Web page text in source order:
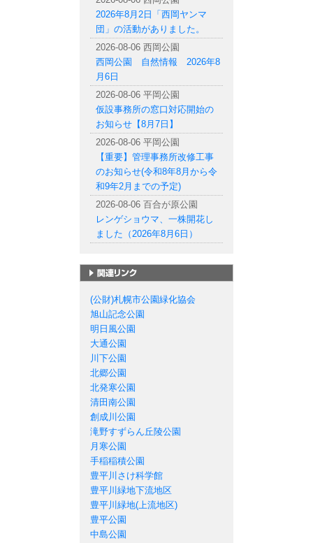
2026年8月2日「西岡ヤンマ
団」の活動がありました。
2026-08-06 西岡公園
西岡公園 自然情報 2026年8
月6日
2026-08-06 平岡公園
仮設事務所の窓口対応開始の
お知らせ【8月7日】
2026-08-06 平岡公園
【重要】管理事務所改修工事
のお知らせ(令和8年8月から令
和9年2月までの予定)
2026-08-06 百合が原公園
レンゲショウマ、一株開花し
ました（2026年8月6日）
(公財)札幌市公園緑化協会
旭山記念公園
明日風公園
大通公園
川下公園
北郷公園
北発寒公園
清田南公園
創成川公園
滝野すずらん丘陵公園
月寒公園
手稲稲積公園
豊平川さけ科学館
豊平川緑地下流地区
豊平川緑地(上流地区)
豊平公園
中島公園